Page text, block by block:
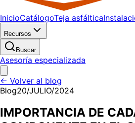
InicioCatálogoTeja asfáltica
Recursos
Buscar
Asesoría especializada
← Volver al blog
Blog20/JULIO/2024
IMPORTANCIA DE